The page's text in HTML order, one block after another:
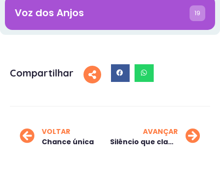
Voz dos Anjos 19
Compartilhar
VOLTAR
Chance única
AVANÇAR
Silêncio que clama